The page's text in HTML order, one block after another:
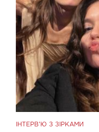
ІНТЕРВ'Ю З ЗІРКАМИ